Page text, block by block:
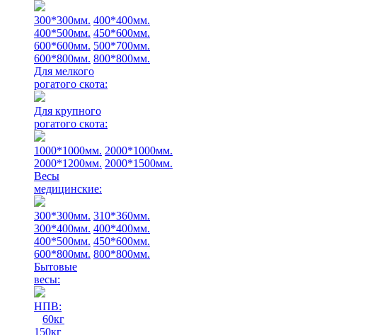
300*300мм. 400*400мм.
400*500мм. 450*600мм.
600*600мм. 500*700мм.
600*800мм. 800*800мм.
Для мелкого
рогатого скота:
Для крупного
рогатого скота:
1000*1000мм. 2000*1000мм.
2000*1200мм. 2000*1500мм.
Весы
медицинские:
300*300мм. 310*360мм.
300*400мм. 400*400мм.
400*500мм. 450*600мм.
600*800мм. 800*800мм.
Бытовые
весы:
НПВ:
60кг
150кг